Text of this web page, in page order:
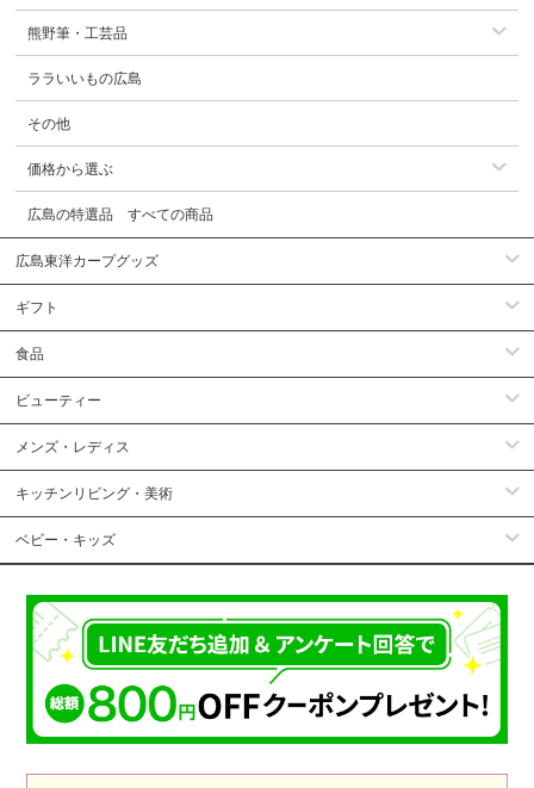
熊野筆・工芸品
ララいいもの広島
その他
価格から選ぶ
広島の特選品 すべての商品
広島東洋カープグッズ
ギフト
食品
ビューティー
メンズ・レディス
キッチンリビング・美術
ベビー・キッズ